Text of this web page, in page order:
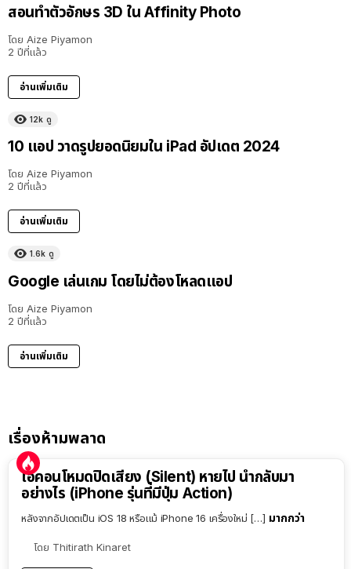
สอนทำตัวอักษร 3D ใน Affinity Photo
โดย Aize Piyamon
2 ปีที่แล้ว
อ่านเพิ่มเติม
12k ดู
10 แอป วาดรูปยอดนิยมใน iPad อัปเดต 2024
โดย Aize Piyamon
2 ปีที่แล้ว
อ่านเพิ่มเติม
1.6k ดู
Google เล่นเกม โดยไม่ต้องโหลดแอป
โดย Aize Piyamon
2 ปีที่แล้ว
อ่านเพิ่มเติม
เรื่องห้ามพลาด
ไอคอนโหมดปิดเสียง (Silent) หายไป นำกลับมา
อย่างไร (iPhone รุ่นที่มีปุ่ม Action)
หลังจากอัปเดตเป็น iOS 18 หรือแม้ iPhone 16 เครื่องใหม่ […] มากกว่า
โดย Thitirath Kinaret